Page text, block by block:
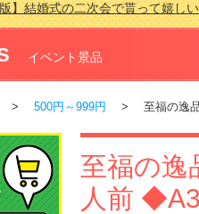
】結婚式の二次会で貰って嬉し
】ゴルフコンペ景品 3000円未
】ビンゴゲーム景品おすすめ金
】ゴルフコンペ景品 3000円未
イベント景品
> 500円～999円 > 至福の逸品
至福の逸
人前